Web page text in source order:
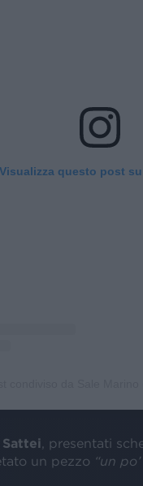
Visualizza questo post
Sattei , presentati
un pezzo “un